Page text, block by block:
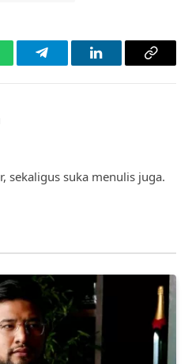
TelegramLinkedInCopy
sekaligus suka menulis juga.